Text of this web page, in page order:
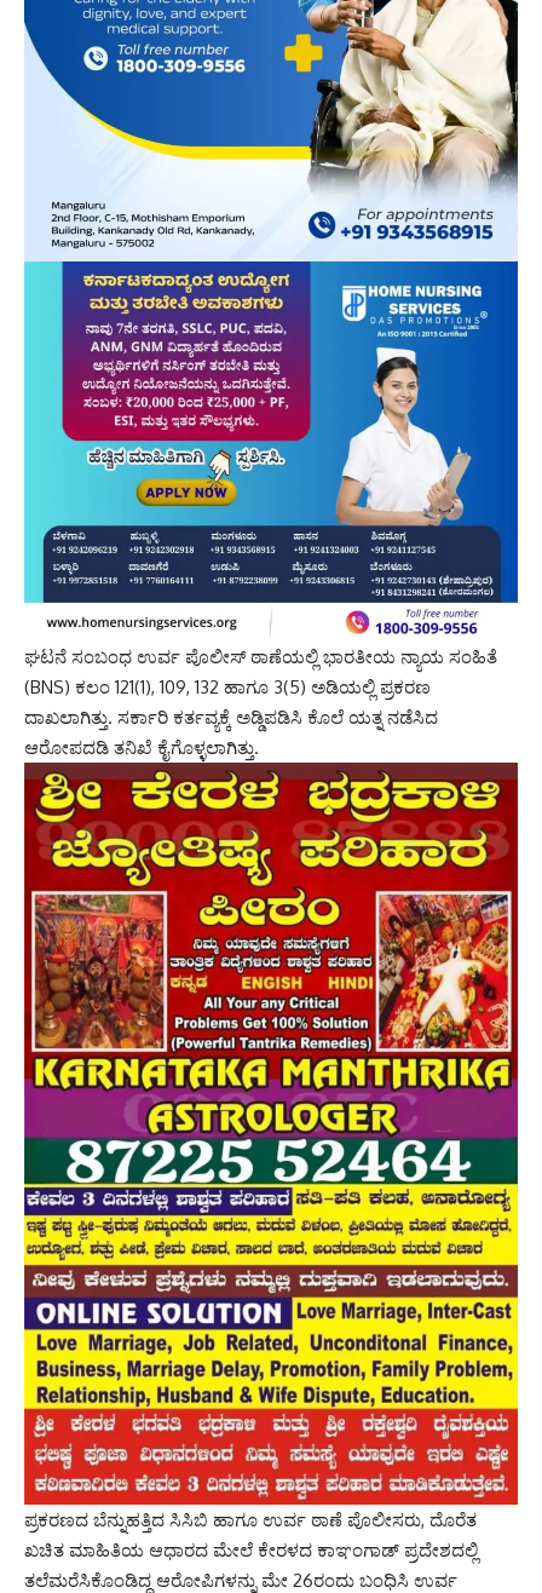
ಘಟನೆ ಸಂಬಂಧ ಉರ್ವ ಪೊಲೀಸ್ ಠಾಣೆಯಲ್ಲಿ ಭಾರತೀಯ ನ್ಯಾಯ ಸಂಹಿತೆ
(BNS) ಕಲಂ 121(1), 109, 132 ಹಾಗೂ 3(5) ಅಡಿಯಲ್ಲಿ ಪ್ರಕರಣ
ದಾಖಲಾಗಿತ್ತು. ಸರ್ಕಾರಿ ಕರ್ತವ್ಯಕ್ಕೆ ಅಡ್ಡಿಪಡಿಸಿ ಕೊಲೆ ಯತ್ನ ನಡೆಸಿದ
ಆರೋಪದಡಿ ತನಿಖೆ ಕೈಗೊಳ್ಳಲಾಗಿತ್ತು.
ಪ್ರಕರಣದ ಬೆನ್ನುಹತ್ತಿದ ಸಿಸಿಬಿ ಹಾಗೂ ಉರ್ವ ಠಾಣೆ ಪೊಲೀಸರು, ದೊರೆತ
ಖಚಿತ ಮಾಹಿತಿಯ ಆಧಾರದ ಮೇಲೆ ಕೇರಳದ ಕಾಞಂಗಾಡ್ ಪ್ರದೇಶದಲ್ಲಿ
ತಲೆಮರೆಸಿಕೊಂಡಿದ್ದ ಆರೋಪಿಗಳನ್ನು ಮೇ 26ರಂದು ಬಂಧಿಸಿ ಉರ್ವ